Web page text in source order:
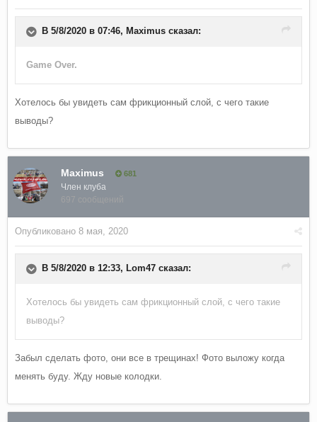
В 5/8/2020 в 07:46, Maximus сказал:
Game Over.
Хотелось бы увидеть сам фрикционный слой, с чего такие
выводы?
Maximus 681
Член клуба
697 сообщений
Опубликовано 8 мая, 2020
В 5/8/2020 в 12:33, Lom47 сказал:
Хотелось бы увидеть сам фрикционный слой, с чего такие
выводы?
Забыл сделать фото, они все в трещинах! Фото выложу когда
менять буду. Жду новые колодки.